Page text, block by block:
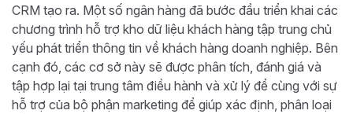
CRM tạo ra. Một số ngân hàng đã bước đầu triển khai các
chương trình hỗ trợ kho dữ liệu khách hàng tập trung chủ
yếu phát triển thông tin về khách hàng doanh nghiệp. Bên
cạnh đó, các cơ sở này sẽ được phân tích, đánh giá và
tập hợp lại tại trung tâm điều hành và xử lý để cùng với sự
hỗ trợ của bộ phận marketing để giúp xác định, phân loại